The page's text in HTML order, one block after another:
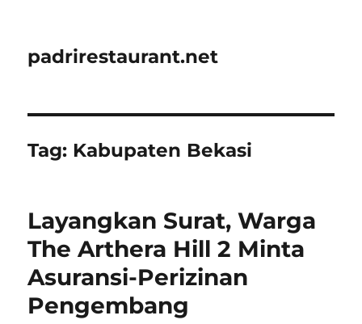
padrirestaurant.net
Tag: Kabupaten Bekasi
Layangkan Surat, Warga
The Arthera Hill 2 Minta
Asuransi-Perizinan
Pengembang